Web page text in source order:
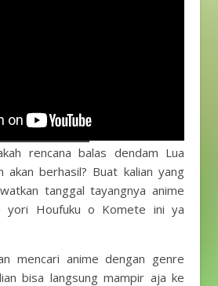
rencana balas dendam Lua
akan berhasil? Buat kalian yang
tanggal tayangnya anime
yori Houfuku o Komete ini ya
mencari anime dengan genre
bisa langsung mampir aja ke